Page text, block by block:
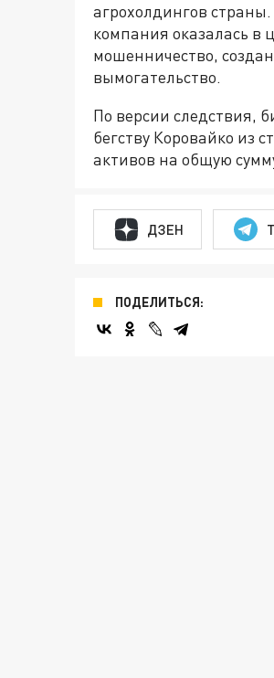
агрохолдингов
компания оказалась в
мошенничество,
вымогательство.
По версии следствия,
бегству Коровайко из
активов на общую
ДЗЕН
ПОДЕЛИТЬСЯ: